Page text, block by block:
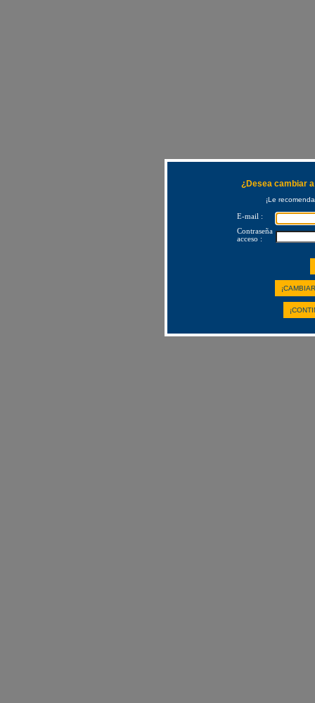
¿Desea cambiar
¡Le
E-mail :
Contraseña
acceso :